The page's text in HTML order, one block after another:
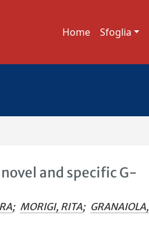
Home Sfoglia
and specific G-
; MORIGI, RITA; GRANAIOLA,